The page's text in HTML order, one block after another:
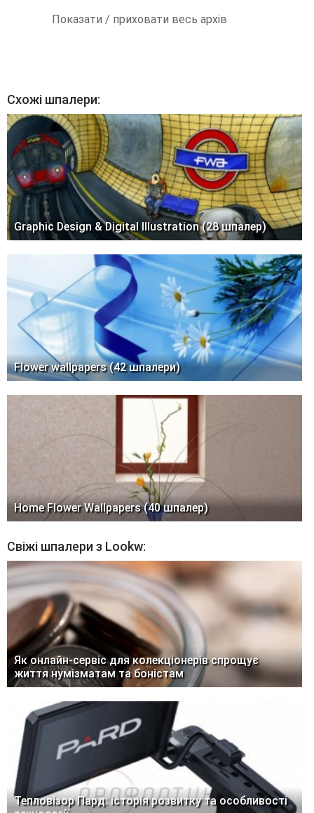
Показати / приховати весь архів
Схожі шпалери:
Graphic Design & Digital Illustration (28 шпалер)
Flower wallpapers (42 шпалери)
Home Flower Wallpapers (40 шпалер)
Свіжі шпалери з Lookw:
Як онлайн-сервіс для колекціонерів спрощує
життя нумізматам та боністам
Тепловізор Пард: історія розвитку та особливості